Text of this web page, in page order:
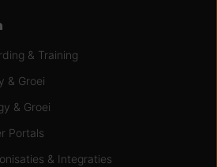
& Training
& Groei
& Groei
Portals
& Integraties